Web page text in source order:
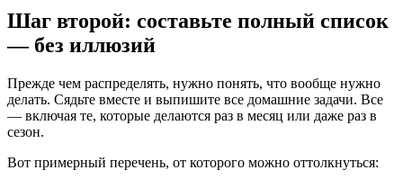
Шаг второй: составьте полный список
— без иллюзий
Прежде чем распределять, нужно понять, что вообще нужно
делать. Сядьте вместе и выпишите все домашние задачи. Все
— включая те, которые делаются раз в месяц или даже раз в
сезон.
Вот примерный перечень, от которого можно оттолкнуться: